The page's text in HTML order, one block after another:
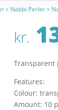
> Nabbi Perler >
kr.
Features:
Colour:
Amount: 10